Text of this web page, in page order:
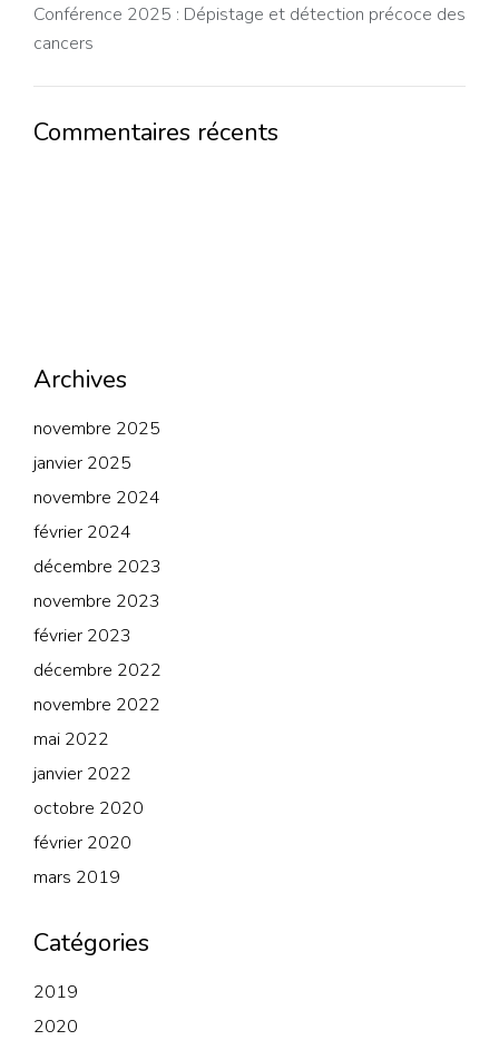
Conférence 2025 : Dépistage et détection précoce des
cancers
Commentaires récents
Archives
novembre 2025
janvier 2025
novembre 2024
février 2024
décembre 2023
novembre 2023
février 2023
décembre 2022
novembre 2022
mai 2022
janvier 2022
octobre 2020
février 2020
mars 2019
Catégories
2019
2020